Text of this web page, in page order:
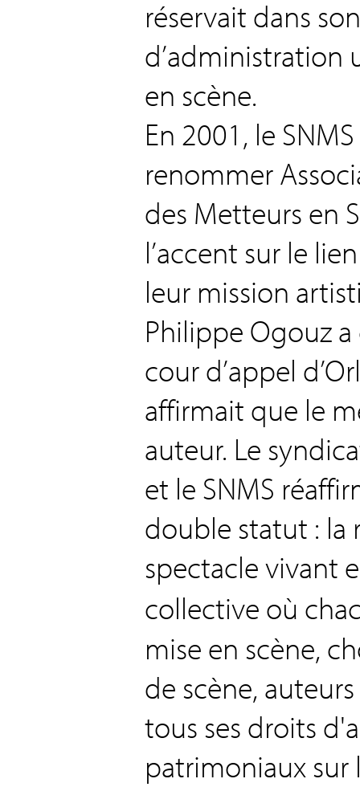
réservait dans
d’administration
en scène.
En 2001, le
renommer
des Metteurs en
l’accent sur le
leur mission
Philippe Ogouz
cour d’appel
affirmait que le
auteur. Le
et le SNMS
double statut : la
spectacle vivant
collective où
mise en scène,
de scène,
tous ses droits
patrimoniaux